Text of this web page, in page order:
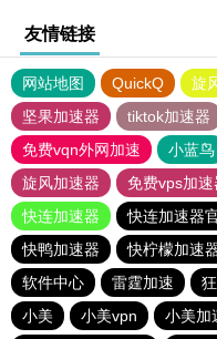
友情链接
网站地图 QuickQ 旋
坚果加速器
tiktok加速器
免费vqn外网加速
小蓝鸟
旋风加速器
免费vps加
快连加速器
快连加速器
快鸭加速器
快柠檬加速
软件中心
雷霆加速
小美
小美vpn 小美加